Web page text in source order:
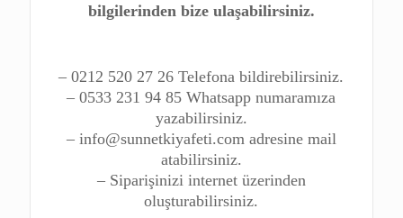
bilgilerinden bize ulaşabilirsiniz.
– 0212 520 27 26 Telefona bildirebilirsiniz.
– 0533 231 94 85 Whatsapp numaramıza
yazabilirsiniz.
– info@sunnetkiyafeti.com adresine mail
atabilirsiniz.
– Siparişinizi internet üzerinden
oluşturabilirsiniz.